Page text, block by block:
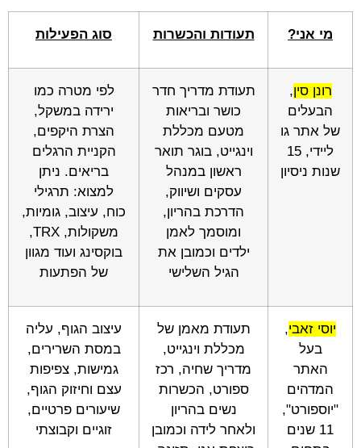
מי אני? תעודות והכשרות סוג הפעילות
רונן סין,
הבעלים
של אתר גו
ליידי, 15
שנות ניסיון
תעודת מדריך חדר
כושר ובריאות
מטעם מכללת
וינגייט, בוגר תואר
ראשון במנהל
עסקים ושיווק,
הדרכת בהריון,
ומוסמך לאמן
ילדים וכמובן את
הגיל השלישי
לפי מטרה כמו
ירידה במשקל,
הצרת היקפים,
הקניית הרגלים
בריאים. ניתן
למצוא: תרגילי
כוח, עיצוב, גומיות,
משקולות, TRX,
בוקסינג ועוד מגוון
של הפתעות
יוסי זאבי,
בעל
האתר
המדהים
"יוספורט",
11 שנים
תעודת מאמן של
מכללת וינגייט,
מדריך שחיה, רכז
ספורט, הכשרות
נשים בהריון
ולאחר לידה וכמובן
עיצוב הגוף, עליה
במסת השרירים,
גמישות, צפיפות
עצם וחיזוק הגוף,
שיעורים פרטיים,
זוגיים וקבוצתי